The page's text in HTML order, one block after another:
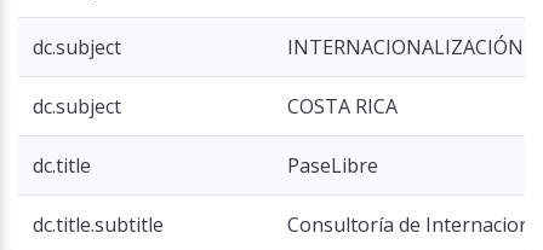
dc.subject INTERNACIONALIZACIÓN
dc.subject COSTA RICA
dc.title PaseLibre
dc.title.subtitle Consultoría de